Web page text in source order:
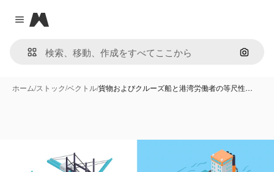
Close menu
Magnific
画像で
ホーム/ストック/ベクトル/貨物およびクルーズ船と港湾労働者の等尺性…